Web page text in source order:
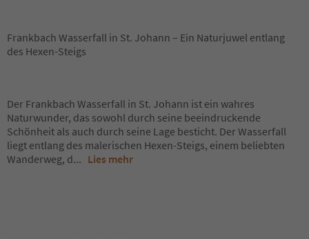
Frankbach Wasserfall in St. Johann – Ein Naturjuwel entlang
des Hexen-Steigs
Der Frankbach Wasserfall in St. Johann ist ein wahres
Naturwunder, das sowohl durch seine beeindruckende
Schönheit als auch durch seine Lage besticht. Der Wasserfall
liegt entlang des malerischen Hexen-Steigs, einem beliebten
Wanderweg, d... Lies mehr